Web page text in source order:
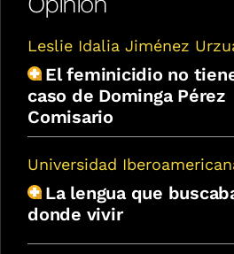
Leslie Idalia Jiménez
El feminicidio no
caso de Dominga Pérez
Comisario
Universidad
La lengua que
donde vivir